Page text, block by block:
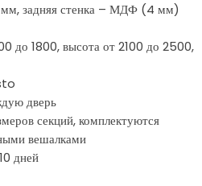
задняя стенка – МДФ (4 мм)
до 1800, высота от 2100 до 2500,
дверь
секций, комплектуются
вешалками
дней